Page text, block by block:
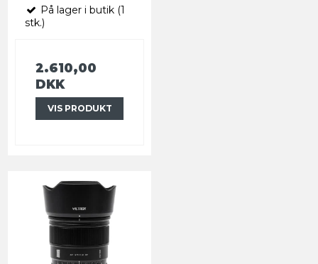
På lager i butik (1
stk.)
2.610,00
DKK
VIS PRODUKT